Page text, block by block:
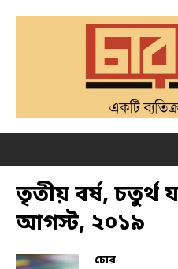
তৃতীয় বর্ষ, চতুর্থ
আগস্ট, ২০১৯
চোর